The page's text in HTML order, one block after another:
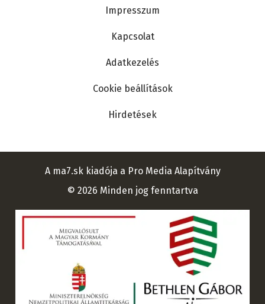
Impresszum
Kapcsolat
Adatkezelés
Cookie beállítások
Hirdetések
A ma7.sk kiadója a Pro Media Alapítvány
© 2026 Minden jog fenntartva